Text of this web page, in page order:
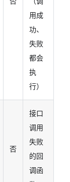
用成
功、
失败
都会
执
行）
否
接口
调用
失败
的回
调函